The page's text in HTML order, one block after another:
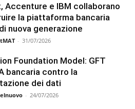
Accenture e IBM collaborano
la piattaforma bancaria
nuova generazione
- 31/07/2026
Foundation Model: GFT
bancaria contro la
dei dati
- 24/07/2026